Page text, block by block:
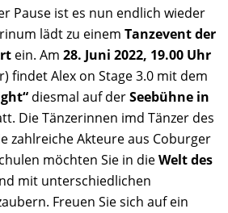
Pause ist es nun endlich wieder
lädt zu einem Tanzevent der
ein. Am 28. Juni 2022, 19.00 Uhr
findet Alex on Stage 3.0 mit dem
diesmal auf derSeebühne in
Die Tänzerinnen imd Tänzer des
zahlreiche Akteure aus Coburger
möchten Sie in dieWelt des
mit unterschiedlichen
Freuen Sie sich auf ein